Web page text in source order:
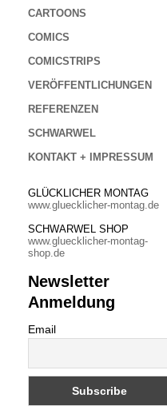
CARTOONS
COMICS
COMICSTRIPS
VERÖFFENTLICHUNGEN
REFERENZEN
SCHWARWEL
KONTAKT + IMPRESSUM
GLÜCKLICHER MONTAG
www.gluecklicher-montag.de
SCHWARWEL SHOP
www.gluecklicher-montag-
shop.de
Newsletter
Anmeldung
Email